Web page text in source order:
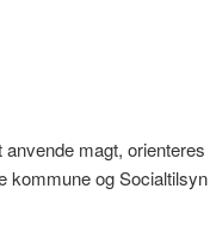
magt, orienteres
kommune og Socialtilsyn